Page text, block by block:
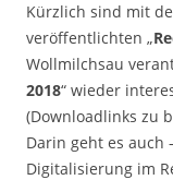
Kürzlich sind mit
veröffentlichten „
Wollmilchsau
2018“ wieder
(Downloadlinks zu
Darin geht es auch
Digitalisierung im